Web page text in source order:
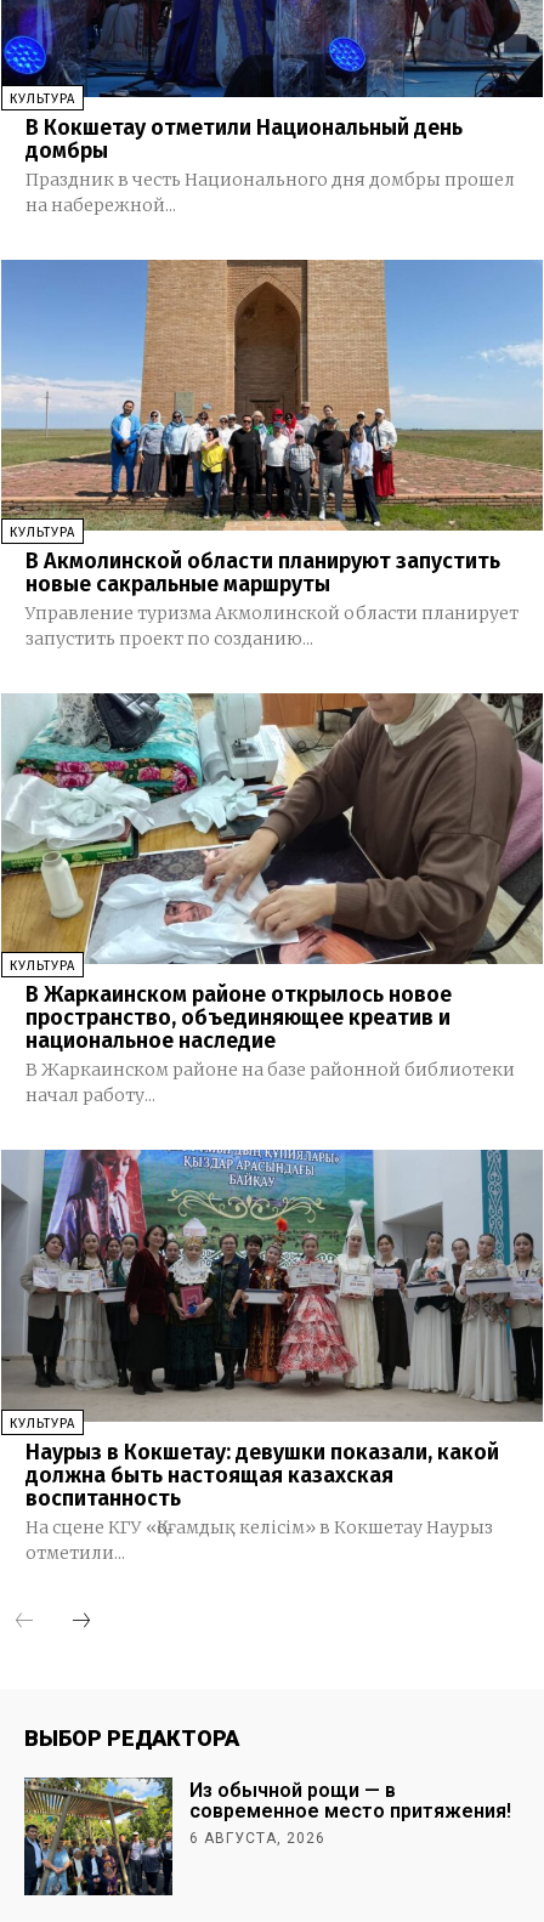
КУЛЬТУРА
В Кокшетау отметили Национальный день
домбры
Праздник в честь Национального дня домбры прошел
на набережной...
КУЛЬТУРА
В Акмолинской области планируют запустить
новые сакральные маршруты
Управление туризма Акмолинской области планирует
запустить проект по созданию...
КУЛЬТУРА
В Жаркаинском районе открылось новое
пространство, объединяющее креатив и
национальное наследие
В Жаркаинском районе на базе районной библиотеки
начал работу...
КУЛЬТУРА
Наурыз в Кокшетау: девушки показали, какой
должна быть настоящая казахская
воспитанность
На сцене КГУ «Қоғамдық келісім» в Кокшетау Наурыз
отметили...
ВЫБОР РЕДАКТОРА
Из обычной рощи — в
современное место притяжения!
6 АВГУСТА, 2026